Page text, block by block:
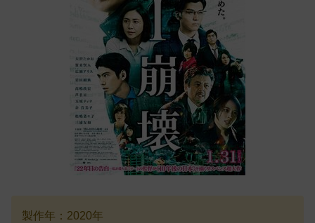
製作年：2020年